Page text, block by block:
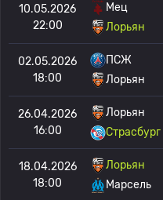
10.05.2026
22:00
Мец
Лорьян
02.05.2026
18:00
ПСЖ
Лорьян
26.04.2026
16:00
Лорьян
Страсбург
18.04.2026
18:00
Лорьян
Марсель